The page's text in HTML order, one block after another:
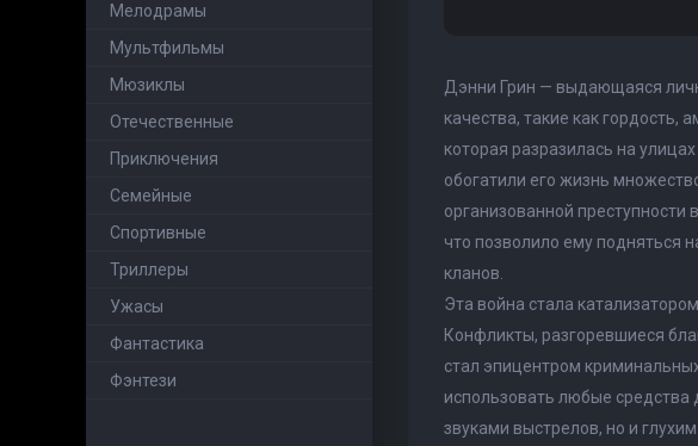
Мелодрамы
Мультфильмы
Мюзиклы
Отечественные
Приключения
Семейные
Cпортивные
Триллеры
Ужасы
Фантастика
Фэнтези
Дэнни Грин — выдающаяся
качества, такие как
которая разразилась на
обогатили его жизнь
организованной
что позволило ему подняться
кланов.
Эта война стала
Конфликты, разгоревшиеся
стал эпицентром
использовать любые средства
звуками выстрелов, но и